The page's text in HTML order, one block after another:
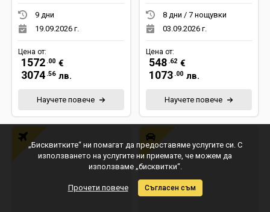
9 дни
19.09.2026 г.
Цена от:
1572 .00 €
3074 .56 лв.
Научете повече
и Петък
8 дни / 7 нощувки
03.09.2026 г.
Цена от:
548 .62 €
1073 .00 лв.
Научете повече
„Бисквитките“ ни помагат да предоставяме услугите си. С
използването на услугите ни приемате, че можем да
използваме „бисквитки“.
Прочети повече Съгласен съм